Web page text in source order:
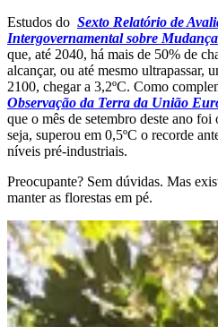
Estudos do Sexto Relatório de
Intergovernamental sobre
que, até 2040, há mais de 50% de
alcançar, ou até mesmo ultrapassar,
2100, chegar a 3,2ºC. Como
Observação da Terra da União
que o mês de setembro deste ano
seja, superou em 0,5ºC o recorde
níveis pré-industriais.
Preocupante? Sem dúvidas. Mas
manter as florestas em pé.